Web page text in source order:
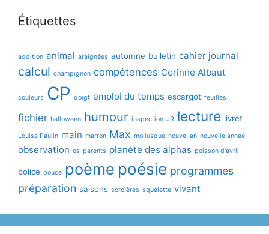
Étiquettes
addition animal araignées automne bulletin cahier journal
calcul champignon compétences Corinne Albaut
couleurs CP doigt emploi du temps escargot feuilles
fichier halloween humour inspection JR lecture livret
Louisa Paulin main marron Max mollusque nouvel an nouvelle année
observation os parents planète des alphas poisson d'avril
police pouce poème poésie programmes
préparation saisons sorcières squelette vivant